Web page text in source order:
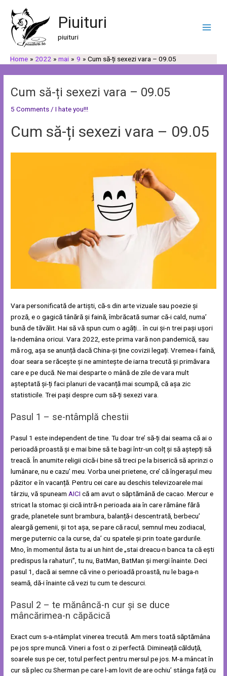
content
Piuituri
piuituri
Menu
Home 2022 mai 9 Cum să-ți sexezi vara – 09.05
Cum să-ți sexezi vara – 09.05
5 Comments/I hate you!!!
Cum să-ți sexezi vara – 09.05
Vara personificată de artiști, că-s din arte vizuale sau poezie și
proză, e o gagică tânără și faină, îmbrăcată sumar că-i cald, numa’
bună de tăvălit. Hai să vă spun cum o agăți… în cui și-n trei pași ușori
la-ndemâna oricui. Vara 2022, este prima vară non pandemică, sau
mă rog, așa se anunță dacă China-și ține covizii legați. Vremea-i faină,
doar seara se răcește și ne amintește de iarna trecută și primăvara
care e pe ducă. Ne mai desparte o mână de zile de vara mult
așteptată și-ți faci planuri de vacanță mai scumpă, că așa zic
statisticile. Trei pași despre cum să-ți sexezi vara.
Pasul 1 – se-ntâmplă chestii
Pasul 1 este independent de tine. Tu doar tre’ să-ți dai seama că ai o
perioadă proastă și e mai bine să te bagi într-un colț și să aștepți să
treacă. În anumite religii cică-i bine să treci pe la biserică să aprinzi o
lumânare, nu e cazu’ meu. Vorba unei prietene, cre’ că îngerașul meu
păzitor e în vacanță. Pentru cei care au deschis televizoarele mai
târziu, vă spuneam AICI că am avut o săptămână de cacao. Mercur e
stricat la stomac și cică intră-n perioada aia în care rămâne fără
grade, planetele sunt brambura, balanță-i descentrată, berbecu’
aleargă gemenii, și tot așa, se pare că racul, semnul meu zodiacal,
merge puternic ca la curse, da’ cu spatele și prin toate gardurile.
Mno, în momentul ăsta tu ai un hint de „stai dreacu-n banca ta că ești
predispus la rahaturi”, tu nu, BatMan, BatMan și mergi înainte. Deci
pasul 1, dacă ai semne că vine o perioadă proastă, nu le baga-n
seamă, dă-i înainte că vezi tu cum te descurci.
Pasul 2 – te mănâncă-n cur și se duce
mâncărimea-n căpăcică
Exact cum s-a-ntâmplat vinerea trecută. Am mers toată săptămâna
pe jos spre muncă. Vineri a fost o zi perfectă. Dimineață călduță,
soarele sus pe cer, totul perfect pentru mersul pe jos. M-a mâncat în
cur să plec cu Sherman pe care l-am lovit de are ochiu’ stânga față cu
navigation
a
u
ă
a
t
g
o
r